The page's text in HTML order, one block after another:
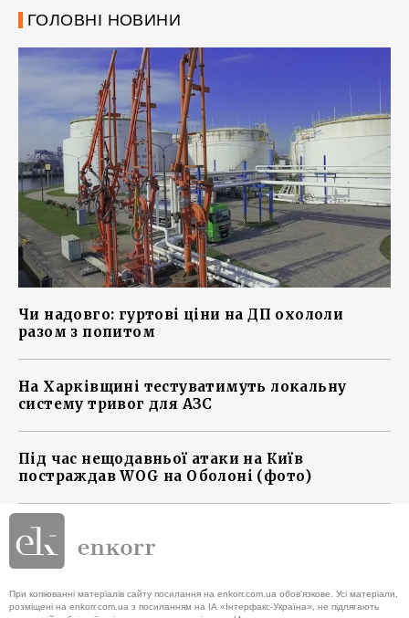
ГОЛОВНІ НОВИНИ
Чи надовго: гуртові ціни на ДП охололи
разом з попитом
На Харківщині тестуватимуть локальну
систему тривог для АЗС
Під час нещодавньої атаки на Київ
постраждав WOG на Оболоні (фото)
При копіюванні матеріалів сайту посилання на enkorr.com.ua обов'язкове. Усі матеріали,
розміщені на enkorr.com.ua з посиланням на ІА «Інтерфакс-Україна», не підлягають